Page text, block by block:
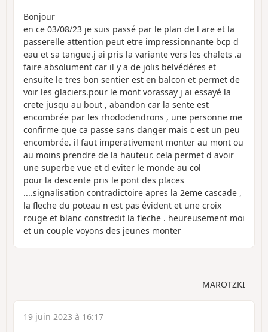
Bonjour
en ce 03/08/23 je suis passé par le plan de l are et la
passerelle attention peut etre impressionnante bcp d
eau et sa tangue.j ai pris la variante vers les chalets .a
faire absolument car il y a de jolis belvédéres et
ensuite le tres bon sentier est en balcon et permet de
voir les glaciers.pour le mont vorassay j ai essayé la
crete jusqu au bout , abandon car la sente est
encombrée par les rhododendrons , une personne me
confirme que ca passe sans danger mais c est un peu
encombrée. il faut imperativement monter au mont ou
au moins prendre de la hauteur. cela permet d avoir
une superbe vue et d eviter le monde au col
pour la descente pris le pont des places
....signalisation contradictoire apres la 2eme cascade ,
la fleche du poteau n est pas évident et une croix
rouge et blanc constredit la fleche . heureusement moi
et un couple voyons des jeunes monter
MAROTZKI
19 juin 2023 à 16:17